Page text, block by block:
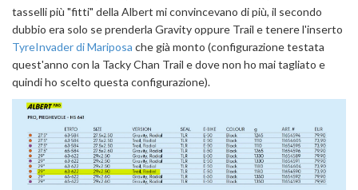
tasselli più "fitti" della Albert mi convincevano di più, il secondo
dubbio era solo se prenderla Gravity oppure Trail e tenere l'inserto
TyreInvader di Mariposa che già monto (configurazione testata
quest'anno con la Tacky Chan Trail e dove non ho mai tagliato e
quindi ho scelto questa configurazione).